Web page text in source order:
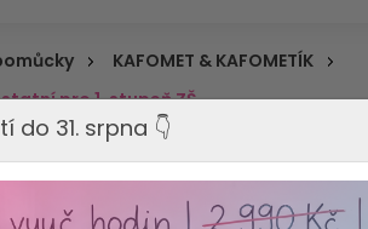
KAFOMET & KAFOMETÍK
pro 1. stupeň ZŠ
do 31. srpna 👇